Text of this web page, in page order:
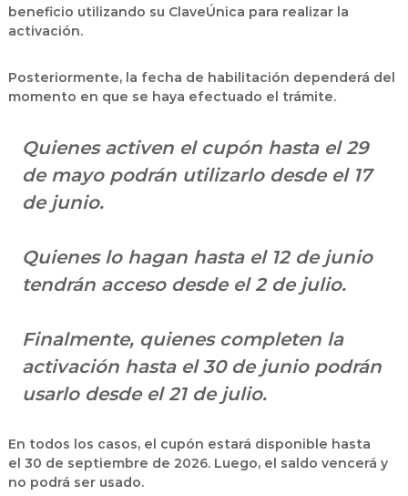
beneficio utilizando su ClaveÚnica para realizar la
activación.
Posteriormente, la fecha de habilitación dependerá del
momento en que se haya efectuado el trámite.
Quienes activen el cupón hasta el 29
de mayo podrán utilizarlo desde el 17
de junio.
Quienes lo hagan hasta el 12 de junio
tendrán acceso desde el 2 de julio.
Finalmente, quienes completen la
activación hasta el 30 de junio podrán
usarlo desde el 21 de julio.
En todos los casos, el cupón estará disponible hasta
el 30 de septiembre de 2026.Luego, el saldo vencerá y
no podrá ser usado.